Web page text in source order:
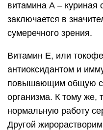
витамина А – куриная
заключается в
сумеречного зрения.
Витамин Е, или
антиоксидантом и
повышающим общую
организма. К тому же,
нормальную работу
Другой